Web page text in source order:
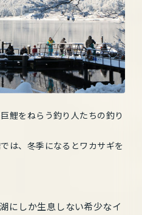
鯉をねらう釣り人たちの釣り
は、冬季になるとワカサギを
にしか生息しない希少なイ